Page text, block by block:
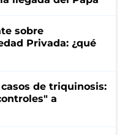
sobre
Privada: ¿qué
de triquinosis:
a